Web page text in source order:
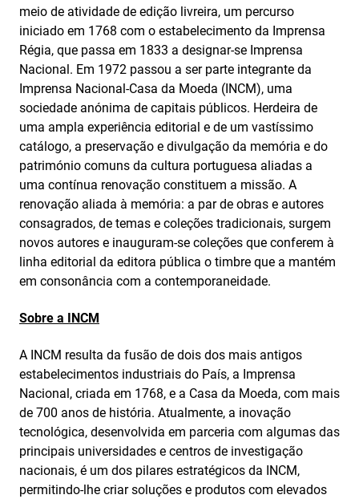
meio de atividade de edição livreira, um percurso
iniciado em 1768 com o estabelecimento da Imprensa
Régia, que passa em 1833 a designar-se Imprensa
Nacional. Em 1972 passou a ser parte integrante da
Imprensa Nacional-Casa da Moeda (INCM), uma
sociedade anónima de capitais públicos. Herdeira de
uma ampla experiência editorial e de um vastíssimo
catálogo, a preservação e divulgação da memória e do
património comuns da cultura portuguesa aliadas a
uma contínua renovação constituem a missão. A
renovação aliada à memória: a par de obras e autores
consagrados, de temas e coleções tradicionais, surgem
novos autores e inauguram-se coleções que conferem à
linha editorial da editora pública o timbre que a mantém
em consonância com a contemporaneidade.
Sobre a INCM
A INCM resulta da fusão de dois dos mais antigos
estabelecimentos industriais do País, a Imprensa
Nacional, criada em 1768, e a Casa da Moeda, com mais
de 700 anos de história. Atualmente, a inovação
tecnológica, desenvolvida em parceria com algumas das
principais universidades e centros de investigação
nacionais, é um dos pilares estratégicos da INCM,
permitindo-lhe criar soluções e produtos com elevados